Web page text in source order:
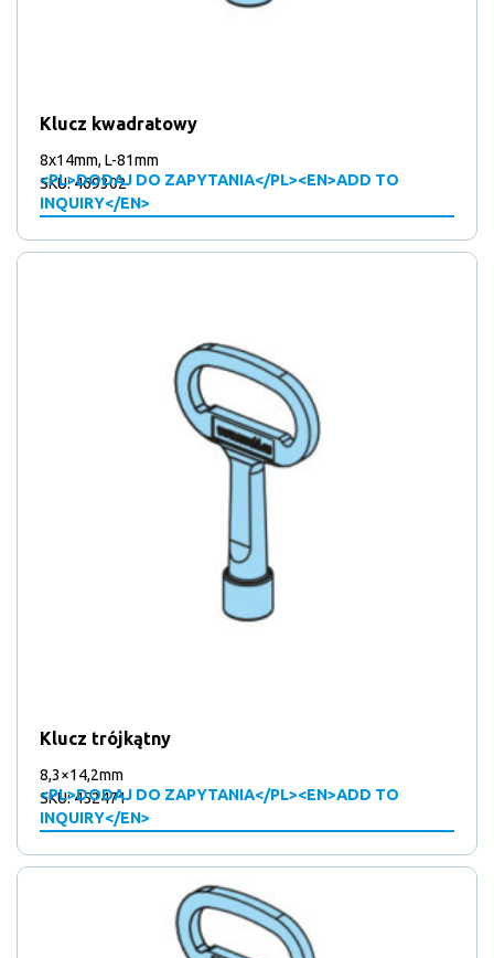
Klucz kwadratowy
8x14mm, L-81mm
<PL>DODAJ DO ZAPYTANIA</PL><EN>ADD TO
INQUIRY</EN>
SKU: 469302
Klucz trójkątny
8,3×14,2mm
<PL>DODAJ DO ZAPYTANIA</PL><EN>ADD TO
INQUIRY</EN>
SKU: 452471